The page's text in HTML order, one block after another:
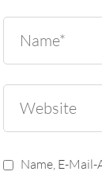
Name, E-